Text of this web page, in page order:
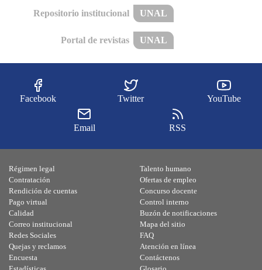
Repositorio institucional UNAL
Portal de revistas UNAL
Facebook Twitter YouTube
Email RSS
Régimen legal
Contratación
Rendición de cuentas
Pago virtual
Calidad
Talento humano
Ofertas de empleo
Concurso docente
Control interno
Buzón de notificaciones
Correo institucional
Redes Sociales
Quejas y reclamos
Encuesta
Mapa del sitio
FAQ
Atención en línea
Contáctenos